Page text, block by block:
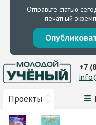
Отправьте статью
печатный
Проекты
+7